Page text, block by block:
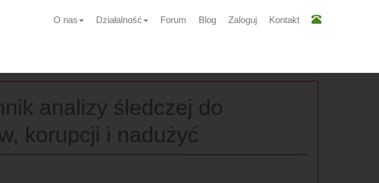
O nas Działalność Forum Blog Zaloguj Kontakt
analizy śledczej do
korupcji i nadużyć